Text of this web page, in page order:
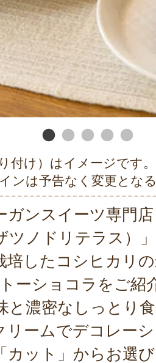
付け）はイメージです。
ンは予告なく変更とな
ガンスイーツ専門
ツノドリテラス）
培したコシヒカリ
ーショコラをご紹
と濃密なしっとり
リームでデコレー
カット」からお選